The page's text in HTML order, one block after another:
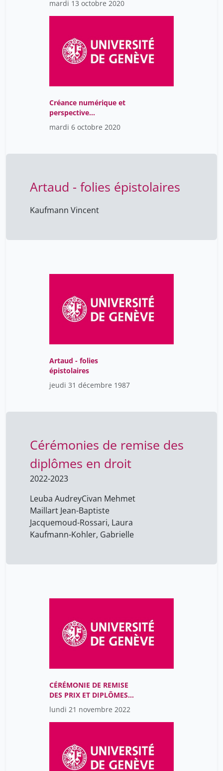
mardi 13 octobre 2020
Créance numérique et
perspective
civilisationnelle
mardi 6 octobre 2020
Artaud - folies épistolaires
Kaufmann Vincent
Artaud - folies
épistolaires
jeudi 31 décembre 1987
Cérémonies de remise des
diplômes en droit
2022-2023
Leuba AudreyCivan Mehmet
Maillart Jean-Baptiste
Jacquemoud-Rossari, Laura
Kaufmann-Kohler, Gabrielle
CÉRÉMONIE DE REMISE
DES PRIX ET DIPLÔMES
DE LA FACULTÉ DE DROIT
MAÎTRISES, CDT/CTL,
DOCTORATS
lundi 21 novembre 2022